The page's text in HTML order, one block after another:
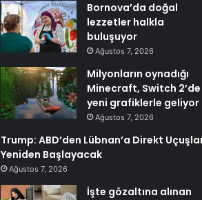
Bornova’da doğal
lezzetler halkla
buluşuyor
Ağustos 7, 2026
Milyonların oynadığı
Minecraft, Switch 2’de
yeni grafiklerle geliyor
Ağustos 7, 2026
Trump: ABD’den Lübnan’a Direkt
Yeniden Başlayacak
Ağustos 7, 2026
İşte gözaltına alınan